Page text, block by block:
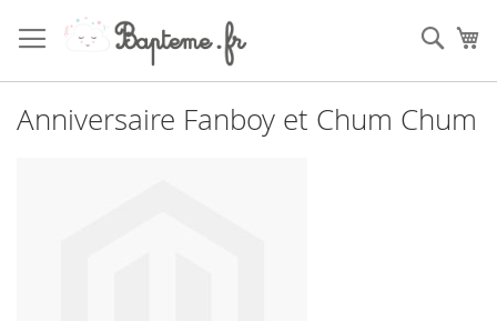
to
Content
Anniversaire Fanboy et Chum Chum